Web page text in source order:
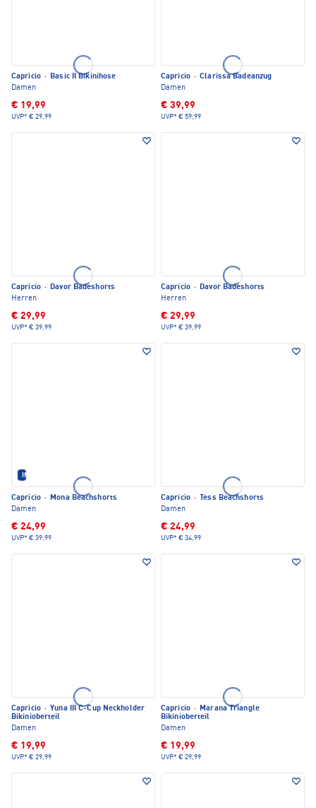
Capricio · Basic II Bikinihose
Damen
€ 19,99
UVP* € 29,99
Capricio · Clarissa Badeanzug
Damen
€ 39,99
UVP* € 59,99
Capricio · Davor Badeshorts
Herren
€ 29,99
UVP* € 39,99
Capricio · Davor Badeshorts
Herren
€ 29,99
UVP* € 39,99
IM SET ERHÄLTLICH
Capricio · Mona Beachshorts
Damen
€ 24,99
UVP* € 39,99
Capricio ·
Tess Beachshorts
Damen
€ 24,99
UVP* € 34,99
Capricio · Yuna III C-Cup Neckholder
Bikinioberteil
Damen
€ 19,99
UVP* € 29,99
Capricio · Marana Triangle
Bikinioberteil
Damen
€ 19,99
UVP* € 29,99